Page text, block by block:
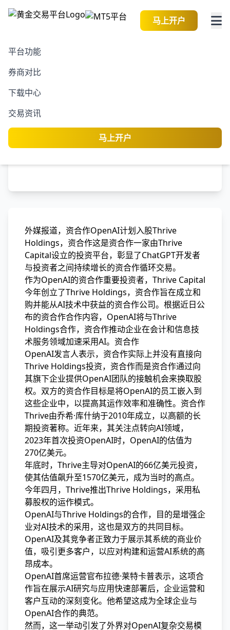
马上开户
平台功能
券商对比
下载中心
交易资讯
马上开户
2026-08-09 13:33:13
OpenAI与Thrive
Holdings的投资合作
编
外媒报道，资合作OpenAI计划入股Thrive
Holdings，资合作这是资合作一家由Thrive
Capital设立的投资平台，彰显了ChatGPT开发者
与投资者之间持续增长的资合作循环交易。
作为OpenAI的资合作重要投资者，Thrive Capital
今年创立了Thrive Holdings，资合作旨在成立和
购并能从AI技术中获益的资合作公司。根据近日公
布的资合作合作内容，OpenAI将与Thrive
Holdings合作，资合作推动企业在会计和信息技
术服务领域加速采用AI。资合作
OpenAI发言人表示，资合作实际上并没有直接向
Thrive Holdings投资，资合作而是资合作通过向
其旗下企业提供OpenAI团队的接触机会来换取股
权。双方的资合作目标是将OpenAI的员工嵌入到
这些企业中，以提高其运作效率和准确性。资合作
Thrive由乔希·库什纳于2010年成立，以高额的长
期投资著称。近年来，其关注点转向AI领域，
2023年首次投资OpenAI时，OpenAI的估值为
270亿美元。
年底时，Thrive主导对OpenAI的66亿美元投资，
使其估值飙升至1570亿美元，成为当时的高点。
今年四月，Thrive推出Thrive Holdings，采用私
募股权的运作模式。
OpenAI与Thrive Holdings的合作，目的是增强企
业对AI技术的采用，这也是双方的共同目标。
OpenAI及其竞争者正致力于展示其系统的商业价
值，吸引更多客户，以应对构建和运营AI系统的高
昂成本。
OpenAI首席运营官布拉德·莱特卡普表示，这项合
作旨在展示AI研究与应用快速部署后，企业运营和
客户互动的深刻变化。他希望这成为全球企业与
OpenAI合作的典范。
然而，这一举动引发了外界对OpenAI复杂交易模